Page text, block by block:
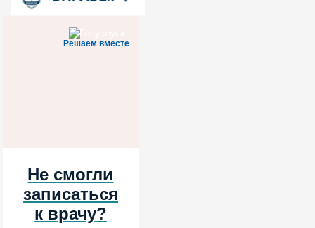
Решаем вместе
Не смогли
записаться
к врачу?